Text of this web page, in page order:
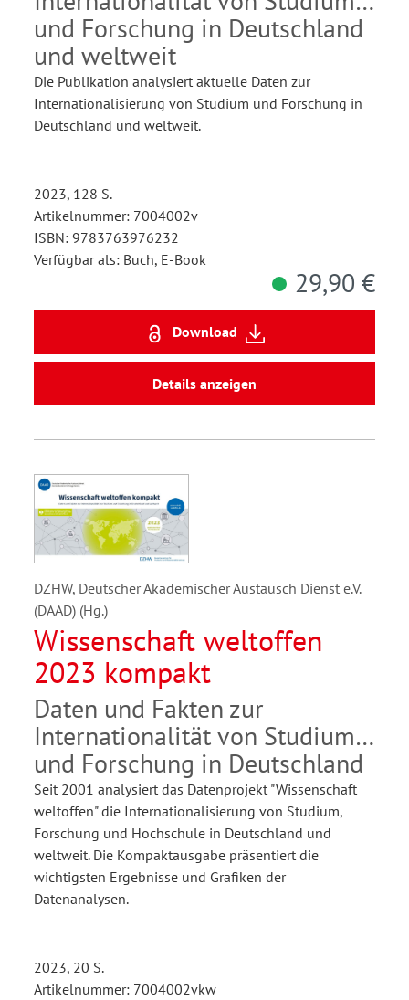
und Forschung in Deutschland
und weltweit
Die Publikation analysiert aktuelle Daten zur
Internationalisierung von Studium und Forschung in
Deutschland und weltweit.
2023, 128 S.
Artikelnummer: 7004002v
ISBN: 9783763976232
Verfügbar als: Buch, E-Book
29,90 €
Download
Details anzeigen
DZHW, Deutscher Akademischer Austausch Dienst e.V.
(DAAD) (Hg.)
Wissenschaft weltoffen
2023 kompakt
Daten und Fakten zur
Internationalität von Studium
und Forschung in Deutschland
Seit 2001 analysiert das Datenprojekt "Wissenschaft
weltoffen" die Internationalisierung von Studium,
Forschung und Hochschule in Deutschland und
weltweit. Die Kompaktausgabe präsentiert die
wichtigsten Ergebnisse und Grafiken der
Datenanalysen.
2023, 20 S.
Artikelnummer: 7004002vkw